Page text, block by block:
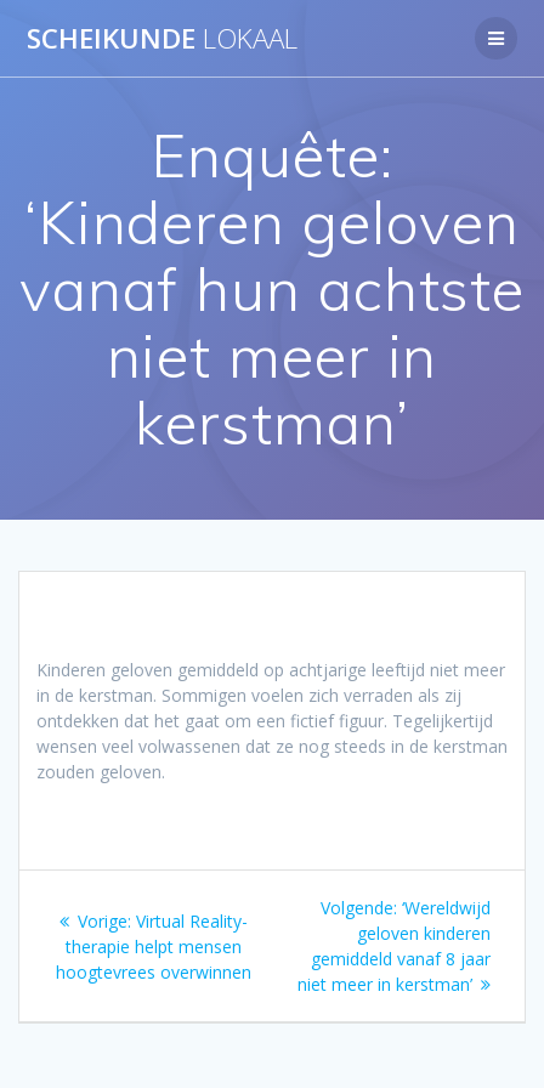
naar
SCHEIKUNDE LOKAAL
Enquête:
‘Kinderen geloven
vanaf hun achtste
niet meer in
kerstman’
Kinderen geloven gemiddeld op achtjarige leeftijd niet meer
in de kerstman. Sommigen voelen zich verraden als zij
ontdekken dat het gaat om een fictief figuur. Tegelijkertijd
wensen veel volwassenen dat ze nog steeds in de kerstman
zouden geloven.
navigatie
Vorige: Vorig
bericht:
Virtual Reality-
therapie helpt mensen
hoogtevrees overwinnen
Volgende: Volgend
bericht:
‘Wereldwijd
geloven kinderen
gemiddeld vanaf 8 jaar
niet meer in kerstman’